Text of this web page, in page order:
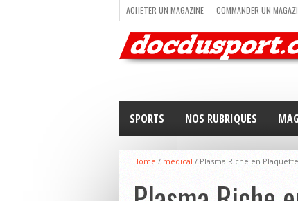
ACHETER UN MAGAZINE COMMANDER UN
TRAIL RUNNING
TRIATHLON VOILE
SPORTS NOS RUBRIQUES
Home / medical / Plasma Riche en